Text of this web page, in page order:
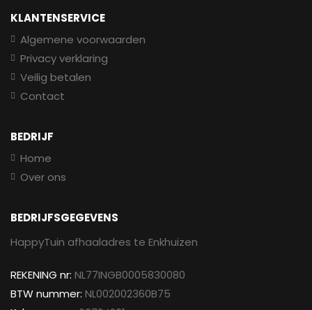
KLANTENSERVICE
Algemene voorwaarden
Privacy verklaring
Veilig betalen
Contact
BEDRIJF
Home
Over ons
BEDRIJFSGEGEVENS
HappyTuin afhaaladres te Enkhuizen
REKENING nr: NL77INGB0005830080
BTW nummer: NL002002360B75